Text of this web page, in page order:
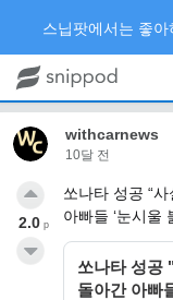
withcarnews
10달 전
쏘나타 성공 “
아빠들 ‘눈시울
쏘나타 성공
돌아간 아빠
2.0 p